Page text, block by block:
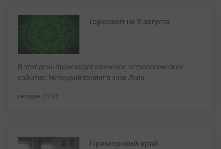
Гороскоп на 9 августа
В этот день происходит ключевое астрологическое
событие: Меркурий входит в знак Льва
сегодня, 07:42
Приморский край